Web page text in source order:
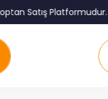
Satış Platformudur.